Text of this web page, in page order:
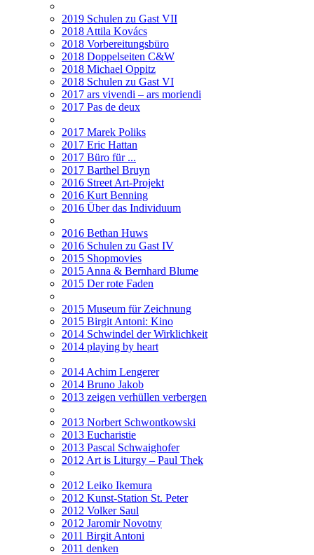
2019 Schulen zu Gast VII
2018 Attila Kovács
2018 Vorbereitungsbüro
2018 Doppelseiten C&W
2018 Michael Oppitz
2018 Schulen zu Gast VI
2017 ars vivendi – ars moriendi
2017 Pas de deux
2017 Marek Poliks
2017 Eric Hattan
2017 Büro für ...
2017 Barthel Bruyn
2016 Street Art-Projekt
2016 Kurt Benning
2016 Über das Individuum
2016 Bethan Huws
2016 Schulen zu Gast IV
2015 Shopmovies
2015 Anna & Bernhard Blume
2015 Der rote Faden
2015 Museum für Zeichnung
2015 Birgit Antoni: Kino
2014 Schwindel der Wirklichkeit
2014 playing by heart
2014 Achim Lengerer
2014 Bruno Jakob
2013 zeigen verhüllen verbergen
2013 Norbert Schwontkowski
2013 Eucharistie
2013 Pascal Schwaighofer
2012 Art is Liturgy – Paul Thek
2012 Leiko Ikemura
2012 Kunst-Station St. Peter
2012 Volker Saul
2012 Jaromir Novotny
2011 Birgit Antoni
2011 denken